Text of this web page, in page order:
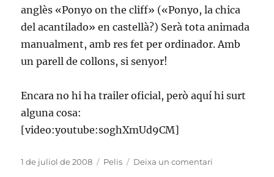
anglès «Ponyo on the cliff» («Ponyo, la chica
del acantilado» en castellà?) Serà tota animada
manualment, amb res fet per ordinador. Amb
un parell de collons, si senyor!
Encara no hi ha trailer oficial, però aquí hi surt
alguna cosa:
[video:youtube:soghXmUd9CM]
Publicat
1 de juliol de 2008 Categories
Pelis Deixa un comentari